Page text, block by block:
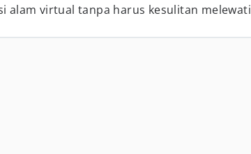
alam virtual tanpa harus kesulitan melewati